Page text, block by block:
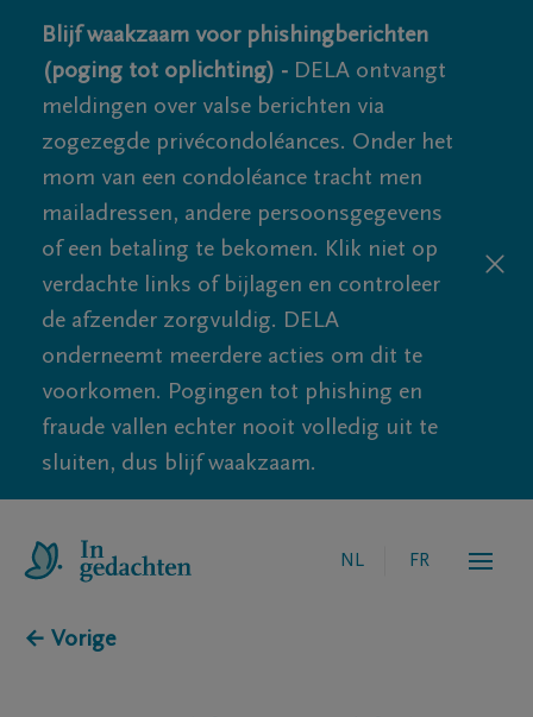
Blijf waakzaam voor phishingberichten
(poging tot oplichting) - DELA ontvangt
meldingen over valse berichten via
zogezegde privécondoléances. Onder het
mom van een condoléance tracht men
mailadressen, andere persoonsgegevens
of een betaling te bekomen. Klik niet op
verdachte links of bijlagen en controleer
de afzender zorgvuldig. DELA
onderneemt meerdere acties om dit te
voorkomen. Pogingen tot phishing en
fraude vallen echter nooit volledig uit te
sluiten, dus blijf waakzaam.
NL FR
← Vorige